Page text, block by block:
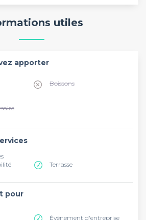
utiles
apporter
Boissons
Terrasse
pour
Évènement d'entreprise